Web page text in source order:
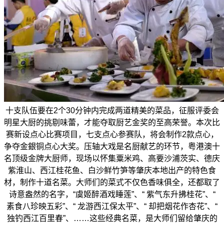
十支队伍要在2个30分钟内完成两道精美的菜品，征服评委会
明星大厨的挑剔味蕾，才能夺取厨艺金奖的至高荣誉。本次比
赛新设点心比赛项目，七支点心参赛队，将会制作2款点心，
争夺金銀铜点心大奖。压轴大戏是名厨献艺的环节，粤港澳十
名顶级金牌大厨师，现场以怀集粟米鸡、高要沙浦茨实、德庆
紫淮山、西江桂花鱼、白沙鲜竹笋等肇庆本地出产的特色食
材，制作十道名菜。大师们的菜式不仅色香味俱全，还都取了
诗意盎然的名字，“虞姬醉酒戏睡莲”、“ 紫气东升拂桂花”、“
素食八珍映五彩”、“ 龙游西江保太平”、“ 却把烟花作杏花”、“
独钓西江百里春”、……这些经典名菜，是大师们留给肇庆的